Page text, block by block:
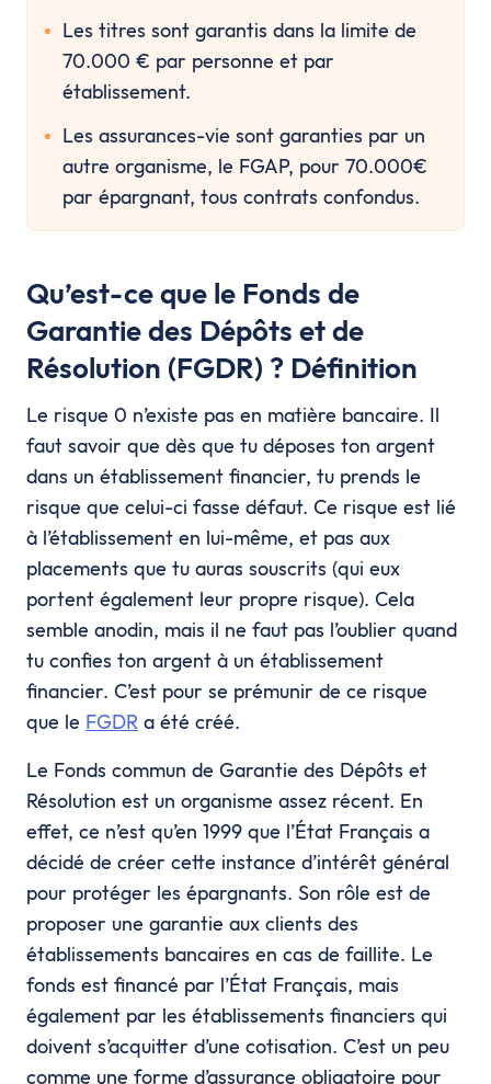
Les titres sont garantis dans la limite de
70.000 € par personne et par
établissement.
Les assurances-vie sont garanties par un
autre organisme, le FGAP, pour 70.000€
par épargnant, tous contrats confondus.
Qu’est-ce que le Fonds de
Garantie des Dépôts et de
Résolution (FGDR) ? Définition
Le risque 0 n’existe pas en matière bancaire. Il
faut savoir que dès que tu déposes ton argent
dans un établissement financier, tu prends le
risque que celui-ci fasse défaut. Ce risque est lié
à l’établissement en lui-même, et pas aux
placements que tu auras souscrits (qui eux
portent également leur propre risque). Cela
semble anodin, mais il ne faut pas l’oublier quand
tu confies ton argent à un établissement
financier. C’est pour se prémunir de ce risque
que le FGDR a été créé.
Le Fonds commun de Garantie des Dépôts et
Résolution est un organisme assez récent. En
effet, ce n’est qu’en 1999 que l’État Français a
décidé de créer cette instance d’intérêt général
pour protéger les épargnants. Son rôle est de
proposer une garantie aux clients des
établissements bancaires en cas de faillite. Le
fonds est financé par l’État Français, mais
également par les établissements financiers qui
doivent s’acquitter d’une cotisation. C’est un peu
comme une forme d’assurance obligatoire pour